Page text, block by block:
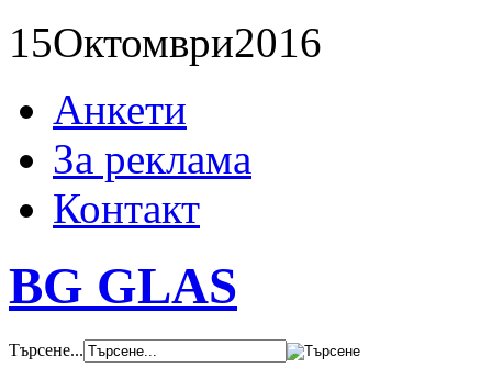
15Октомври2016
Анкети
За реклама
Контакт
BG GLAS
Търсене...